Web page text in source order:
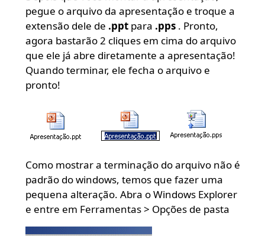
pegue o arquivo da apresentação e troque a
extensão dele de .pptpara .pps . Pronto,
agora bastarão 2 cliques em cima do arquivo
que ele já abre diretamente a apresentação!
Quando terminar, ele fecha o arquivo e
pronto!
Como mostrar a terminação do arquivo não é
padrão do windows, temos que fazer uma
pequena alteração. Abra o Windows Explorer
e entre em Ferramentas > Opções de pasta